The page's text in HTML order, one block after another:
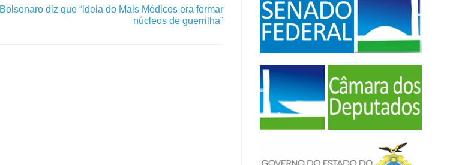
Bolsonaro diz que “ideia do Mais Médicos era formar
núcleos de guerrilha”